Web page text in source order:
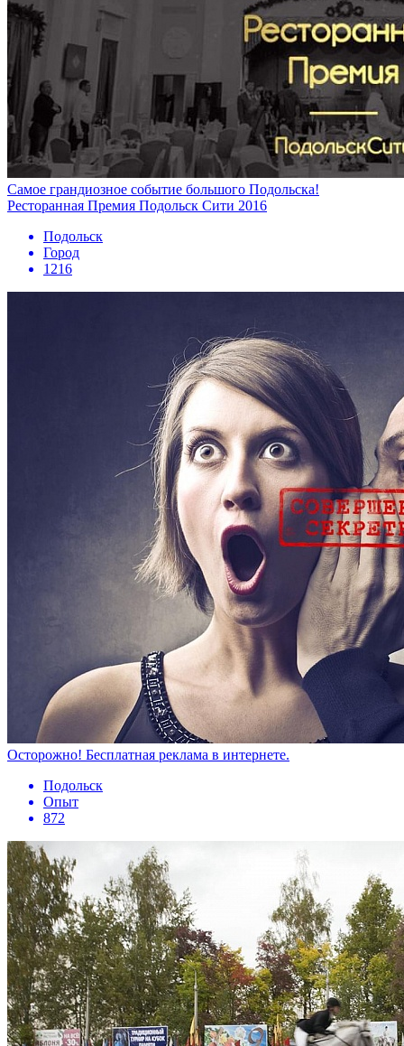
Самое грандиозное событие большого Подольска!
Ресторанная Премия Подольск Сити 2016
Подольск
Город
1216
Осторожно! Бесплатная реклама в интернете.
Подольск
Опыт
872